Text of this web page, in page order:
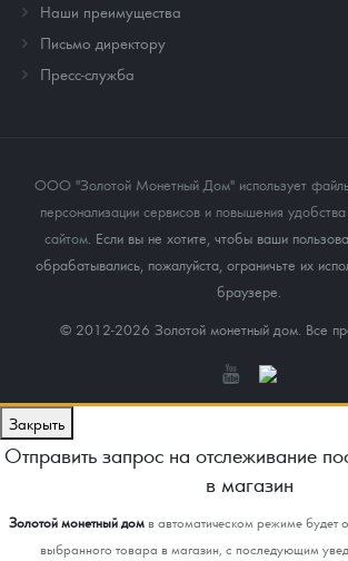
Наши преимущества
Письмо директору
Пресс-служба
ООО "Золотой Монетный Дом" использует
персонализации сервисов и повышения
сайтом. Если вы не хотите, чтобы ваши
обрабатывались, пожалуйста, ограничьте их
браузере.
© 2012-2026 Золотой монетный дом. Все
Закрыть
Отправить запрос на отслеживание
в магазин
Золотой монетный домв автоматическом режиме будет
выбранного товара в магазин, с последующим